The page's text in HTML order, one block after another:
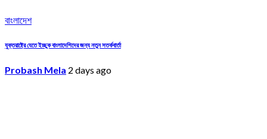
বাংলাদেশ
যুক্তরাষ্ট্রে যেতে ইচ্ছুক বাংলাদেশিদের জন্য নতুন সতর্কবার্তা
Probash Mela 2 days ago